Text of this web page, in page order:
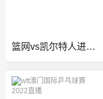
篮网vs凯尔特人进攻剪辑